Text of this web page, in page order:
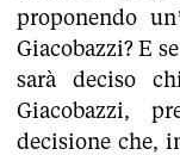
proponendo
Giacobazzi? E
sarà deciso
Giacobazzi,
decisione che,